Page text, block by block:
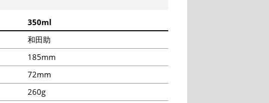
350ml
和田助
185mm
72mm
260g